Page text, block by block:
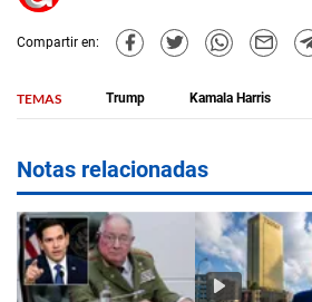
Compartir en:
TEMAS Trump Kamala Harris
Notas relacionadas